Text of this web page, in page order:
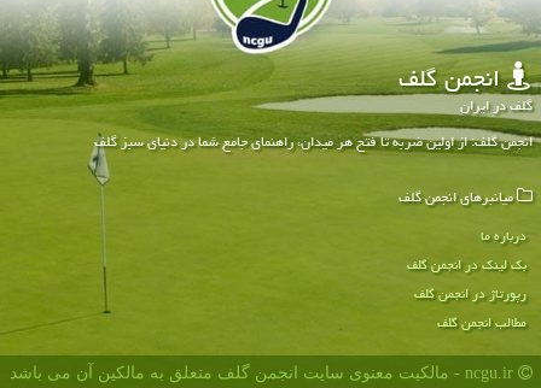
انجمن گلف
گلف در ایران
انجمن گلف: از اولین ضربه تا فتح هر میدان، راهنمای جامع شما در دنیای سبز گلف
میانبرهای انجمن گلف
درباره ما
بک لینک در انجمن گلف
رپورتاژ در انجمن گلف
مطالب انجمن گلف
ncgu.ir - مالکیت معنوی سایت انجمن گلف متعلق به مالکین آن می باشد